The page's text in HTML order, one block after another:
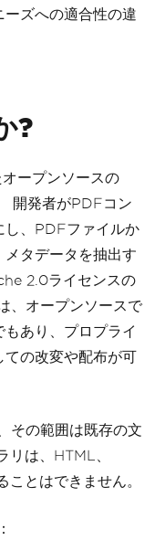
ズへの適合性の違
?
ープンソースの
開発者がPDFコン
し、PDFファイルか
メタデータを抽出す
2.0ライセンスの
、オープンソースで
あり、プロプライ
ての改変や配布が可
その範囲は既存の文
リは、HTML、
とはできません。